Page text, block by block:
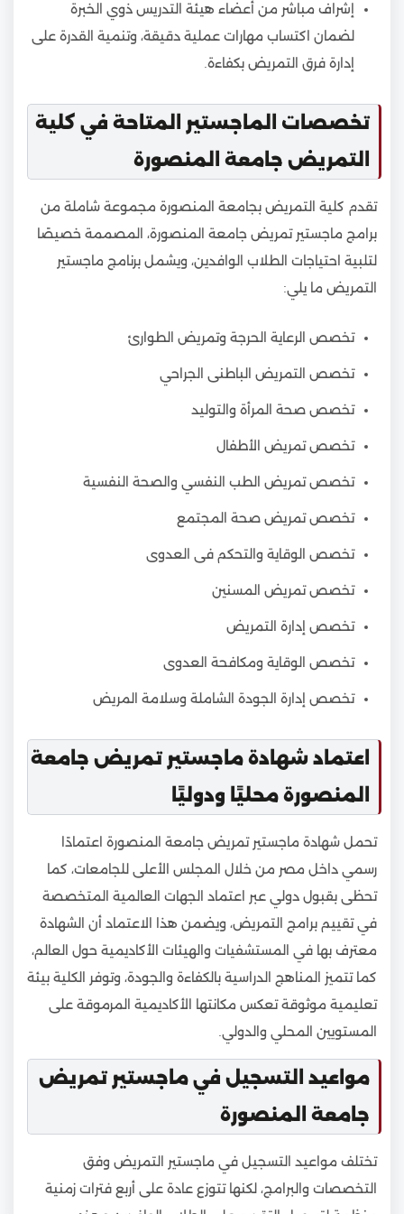
إشراف مباشر من أعضاء هيئة التدريس ذوي الخبرة
لضمان اكتساب مهارات عملية دقيقة، وتنمية القدرة على
إدارة فرق التمريض بكفاءة.
تخصصات الماجستير المتاحة في كلية
التمريض جامعة المنصورة
تقدم كلية التمريض بجامعة المنصورة مجموعة شاملة من
برامج ماجستير تمريض جامعة المنصورة، المصممة خصيصًا
لتلبية احتياجات الطلاب الوافدين، ويشمل برنامج ماجستير
التمريض ما يلي:
تخصص الرعاية الحرجة وتمريض الطوارئ
تخصص التمريض الباطنى الجراحي
تخصص صحة المرأة والتوليد
تخصص تمريض الأطفال
تخصص تمريض الطب النفسي والصحة النفسية
تخصص تمريض صحة المجتمع
تخصص الوقاية والتحكم فى العدوى
تخصص تمريض المسنين
تخصص إدارة التمريض
تخصص الوقاية ومكافحة العدوى
تخصص إدارة الجودة الشاملة وسلامة المريض
اعتماد شهادة ماجستير تمريض جامعة
المنصورة محليًا ودوليًا
تحمل شهادة ماجستير تمريض جامعة المنصورة اعتمادًا
رسمي داخل مصر من خلال المجلس الأعلى للجامعات، كما
تحظى بقبول دولي عبر اعتماد الجهات العالمية المتخصصة
في تقييم برامج التمريض، ويضمن هذا الاعتماد أن الشهادة
معترف بها في المستشفيات والهيئات الأكاديمية حول العالم،
كما تتميز المناهج الدراسية بالكفاءة والجودة، وتوفر الكلية بيئة
تعليمية موثوقة تعكس مكانتها الأكاديمية المرموقة على
المستويين المحلي والدولي.
مواعيد التسجيل في ماجستير تمريض
جامعة المنصورة
تختلف مواعيد التسجيل في ماجستير التمريض وفق
التخصصات والبرامج، لكنها تتوزع عادة على أربع فترات زمنية